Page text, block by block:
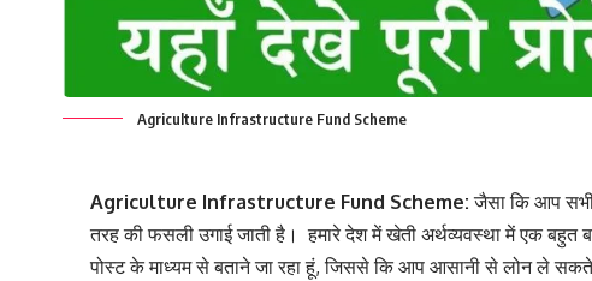
Agriculture Infrastructure Fund Scheme
Agriculture Infrastructure Fund Scheme:जैसा कि आप
तरह की फसली उगाई जाती है। हमारे देश में खेती अर्थव्यवस्था में एक
पोस्ट के माध्यम से बताने जा रहा हूं, जिससे कि आप आसानी से लोन ले